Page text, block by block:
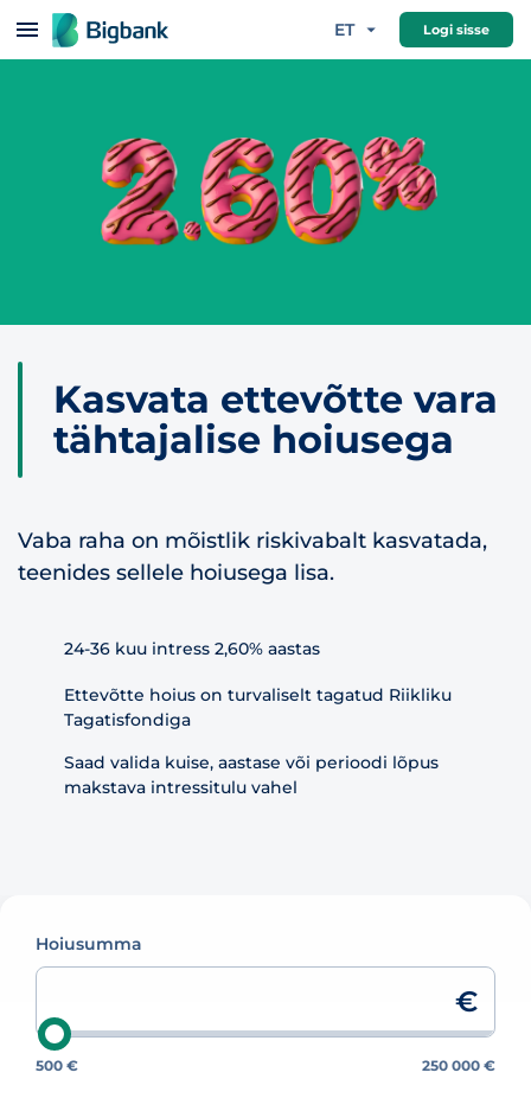
Hüppa sisu juurde ET Logi sisse
Kasvata ettevõtte vara
tähtajalise hoiusega
Vaba raha on mõistlik riskivabalt kasvatada,
teenides sellele hoiusega lisa.
24-36 kuu intress 2,60% aastas
Ettevõtte hoius on turvaliselt tagatud Riikliku
Tagatisfondiga
Saad valida kuise, aastase või perioodi lõpus
makstava intressitulu vahel
Hoiusumma
€
500 € 250 000 €